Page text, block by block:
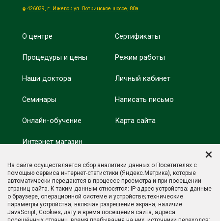
О центре
Процедуры и цены
Наши доктора
Семинары
Онлайн-обучение
Интернет магазин
Оздоровление
Отзывы
Сертификаты
Режим работы
Личный кабинет
Написать письмо
Карта сайта
Минпросвещения
России
426039, г. Ижевск ул. Воткинское шоссе, 80а
×
На сайте осуществляется сбор аналитики данных о Посетителях с
помощью сервиса интернет-статистики (Яндекс.Метрика), которые
автоматически передаются в процессе просмотра и при посещении
страниц сайта. К таким данным относятся: IP-адрес устройства; данные
о браузере, операционной системе и устройстве; технические
параметры устройства, включая разрешение экрана, наличие
JavaScript, Cookies; дату и время посещения сайта, адреса